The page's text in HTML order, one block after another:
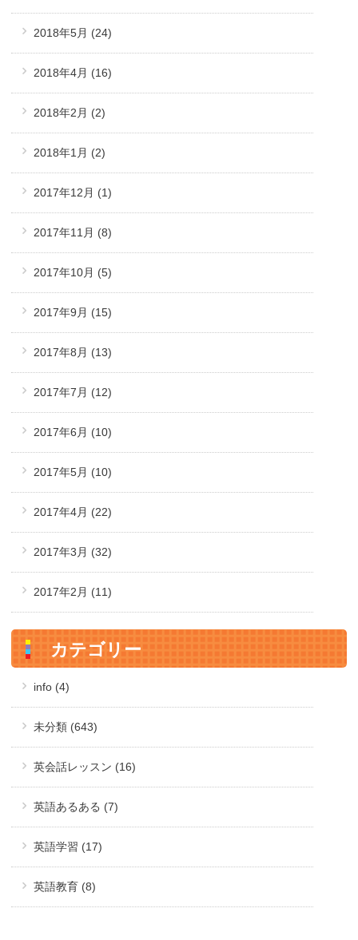
2018年5月 (24)
2018年4月 (16)
2018年2月 (2)
2018年1月 (2)
2017年12月 (1)
2017年11月 (8)
2017年10月 (5)
2017年9月 (15)
2017年8月 (13)
2017年7月 (12)
2017年6月 (10)
2017年5月 (10)
2017年4月 (22)
2017年3月 (32)
2017年2月 (11)
カテゴリー
info (4)
未分類 (643)
英会話レッスン (16)
英語あるある (7)
英語学習 (17)
英語教育 (8)